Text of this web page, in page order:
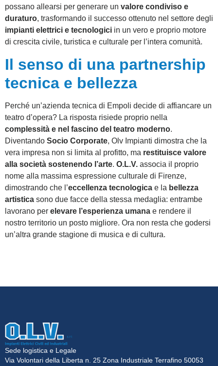
possano allearsi per generare un valore condiviso e
duraturo, trasformando il successo ottenuto nel settore degli
impianti elettrici e tecnologici in un vero e proprio motore
di crescita civile, turistica e culturale per l’intera comunità.
Il senso di una partnership
tecnica e bellezza
Perché un’azienda tecnica di Empoli decide di affiancare un
teatro d’opera? La risposta risiede proprio nella
complessità e nel fascino del teatro moderno.
Diventando Socio Corporate, Olv Impianti dimostra che la
vera impresa non si limita al profitto, ma restituisce valore
alla società sostenendo l’arte. O.L.V. associa il proprio
nome alla massima espressione culturale di Firenze,
dimostrando che l’eccellenza tecnologica e la bellezza
artistica sono due facce della stessa medaglia: entrambe
lavorano per elevare l’esperienza umana e rendere il
nostro territorio un posto migliore. Ora non resta che godersi
un’altra grande stagione di musica e di cultura.
Sede logistica e Legale
Via Volontari della Liberta n. 25 Zona Industriale Terrafino 50053